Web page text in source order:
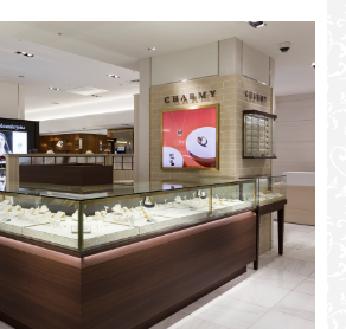
Marriage Ring
Fashion Jewelry
Anniversary
Blog Shop List FAQ
Contact